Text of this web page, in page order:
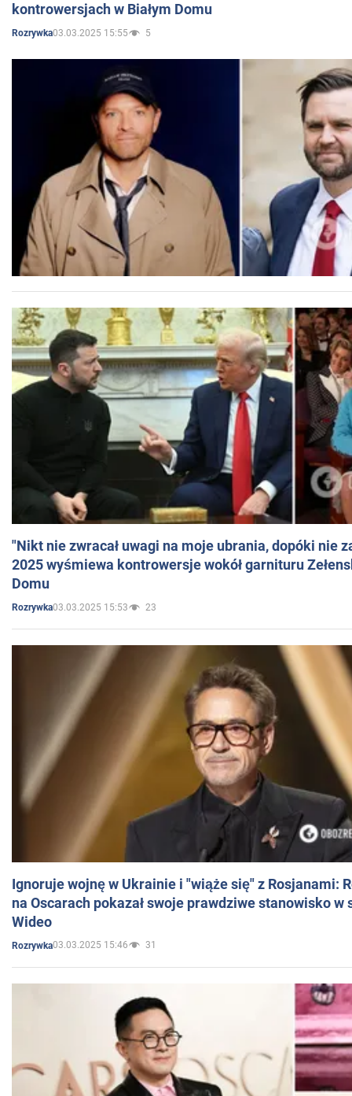
kontrowersjach w Białym Domu
Rozrywka03.03.2025 15:55 5
"Nikt nie zwracał uwagi na moje ubrania, dopóki nie
2025 wyśmiewa kontrowersje wokół garnituru
Domu
Rozrywka03.03.2025 15:53 23
Ignoruje wojnę w Ukrainie i "wiąże się" z Rosjanami:
na Oscarach pokazał swoje prawdziwe stanowisko w
Wideo
Rozrywka03.03.2025 15:46 31